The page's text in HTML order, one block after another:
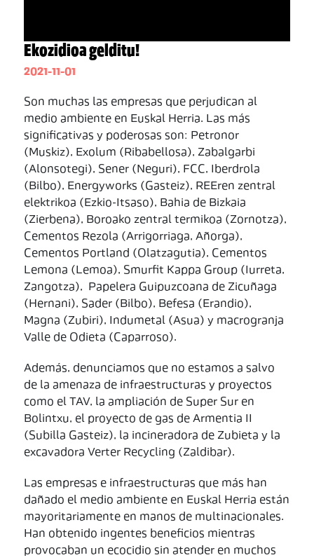
Ekozidioa gelditu!
2021-11-01
Son muchas las empresas que perjudican al
medio ambiente en Euskal Herria. Las más
significativas y poderosas son: Petronor
(Muskiz), Exolum (Ribabellosa), Zabalgarbi
(Alonsotegi), Sener (Neguri), FCC, Iberdrola
(Bilbo), Energyworks (Gasteiz), REEren zentral
elektrikoa (Ezkio-Itsaso), Bahia de Bizkaia
(Zierbena), Boroako zentral termikoa (Zornotza),
Cementos Rezola (Arrigorriaga, Añorga),
Cementos Portland (Olatzagutia), Cementos
Lemona (Lemoa), Smurfit Kappa Group (Iurreta,
Zangotza), Papelera Guipuzcoana de Zicuñaga
(Hernani), Sader (Bilbo), Befesa (Erandio),
Magna (Zubiri), Indumetal (Asua) y macrogranja
Valle de Odieta (Caparroso).
Además, denunciamos que no estamos a salvo
de la amenaza de infraestructuras y proyectos
como el TAV, la ampliación de Super Sur en
Bolintxu, el proyecto de gas de Armentia II
(Subilla Gasteiz), la incineradora de Zubieta y la
excavadora Verter Recycling (Zaldibar).
Las empresas e infraestructuras que más han
dañado el medio ambiente en Euskal Herria están
mayoritariamente en manos de multinacionales.
Han obtenido ingentes beneficios mientras
provocaban un ecocidio sin atender en muchos